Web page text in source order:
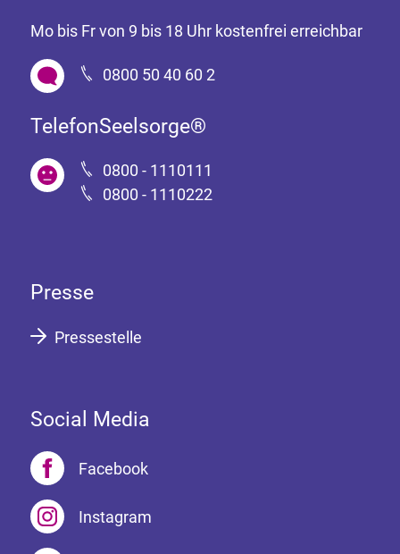
Mo bis Fr von 9 bis 18 Uhr kostenfrei erreichbar
0800 50 40 60 2
TelefonSeelsorge®
0800 - 1110111
0800 - 1110222
Presse
Pressestelle
Social Media
Facebook
Instagram